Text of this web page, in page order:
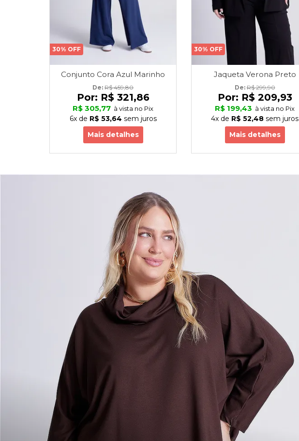
30% OFF
Conjunto Cora Azul Marinho
De: R$ 459,80
Por: R$ 321,86
R$ 305,77 à vista no Pix
6xde R$ 53,64 sem juros
Mais detalhes
30% OFF
Jaqueta Verona Preto
De: R$ 299,90
Por: R$ 209,93
R$ 199,43 à vista no Pix
4x de R$ 52,48 sem juros
Mais detalhes